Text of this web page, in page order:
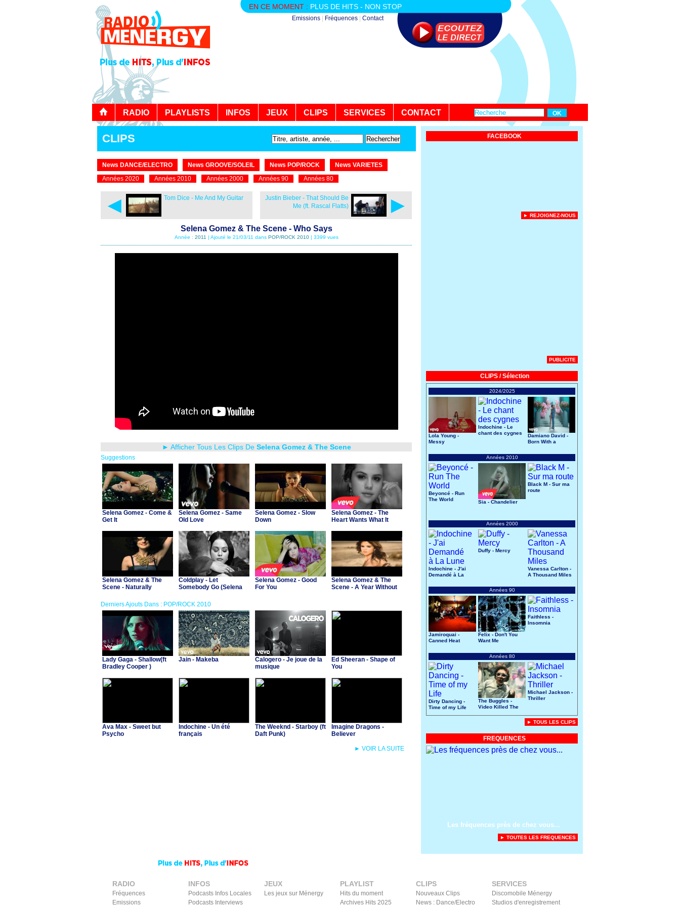
EN CE MOMENT : PLUS DE HITS - NON STOP
Emissions Fréquences Contact
RADIO PLAYLISTS INFOS JEUX CLIPS SERVICES CONTACT
CLIPS
News DANCE/ELECTRO News GROOVE/SOLEIL News POP/ROCK
News VARIETES
Années 2020
Années 2010 Années 2000 Années 90 Années 80
◄ Tom Dice - Me And My Guitar ►
Justin Bieber - That Should Be
Me (ft. Rascal Flatts)
Selena Gomez & The Scene - Who Says
Année : 2011 | Ajouté le 21/03/11 dans POP/ROCK 2010| 3399 vues
► Afficher Tous Les Clips De Selena Gomez & The Scene
Suggestions
Selena Gomez - Come &
Get It
Selena Gomez - Same
Old Love
Selena Gomez - Slow
Down
Selena Gomez - The
Heart Wants What It
Selena Gomez & The
Scene - Naturally
Coldplay - Let
Somebody Go (Selena
Selena Gomez - Good
For You
Selena Gomez & The
Scene - A Year Without
Derniers Ajouts Dans : POP/ROCK 2010
Lady Gaga - Shallow(ft
Bradley Cooper )
Jain - Makeba
Calogero - Je joue de la
musique
Ed Sheeran - Shape of
You
Ava Max - Sweet but
Psycho
Indochine - Un été
français
The Weeknd - Starboy (ft
Daft Punk)
Imagine Dragons -
Believer
► VOIR LA SUITE
FACEBOOK
► REJOIGNEZ-NOUS
PUBLICITE
CLIPS / Sélection
2024/2025
Lola Young -
Messy
Indochine - Le
chant des cygnes
Damiano David -
Born With a
Années 2010
Beyoncé - Run
The World
Sia - Chandelier
Black M - Sur ma
route
Années 2000
Indochine - J'ai
Demandé à La
Duffy - Mercy
Vanessa Carlton -
A Thousand Miles
Années 90
Jamiroquai -
Canned Heat
Felix - Don't You
Want Me
Faithless -
Insomnia
Années 80
Dirty Dancing -
Time of my Life
The Buggles -
Video Killed The
Michael Jackson -
Thriller
► TOUS LES CLIPS
FREQUENCES
Les fréquences près de chez vous...
► TOUTES LES FREQUENCES
RADIO
Fréquences
Emissions
INFOS
Podcasts Infos Locales
Podcasts Interviews
JEUX
Les jeux sur Ménergy
PLAYLIST
Hits du moment
Archives Hits 2025
CLIPS
Nouveaux Clips
News : Dance/Electro
SERVICES
Discomobile Ménergy
Studios d'enregistrement